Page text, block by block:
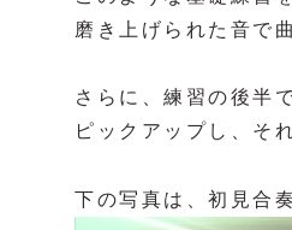
磨き上げられた音で
さらに、練習の後半
ピックアップし、そ
下の写真は、初見合